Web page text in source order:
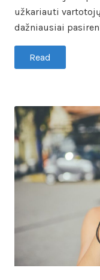
užkariauti
dažniausiai
Read